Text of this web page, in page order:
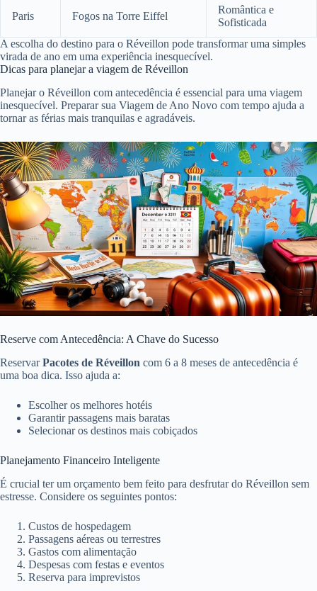
Paris Fogos na Torre Eiffel
Romântica e
Sofisticada
A escolha do destino para o Réveillon pode transformar uma simples
virada de ano em uma experiência inesquecível.
Dicas para planejar a viagem de Réveillon
Planejar o Réveillon com antecedência é essencial para uma viagem
inesquecível. Preparar sua Viagem de Ano Novo com tempo ajuda a
tornar as férias mais tranquilas e agradáveis.
Reserve com Antecedência: A Chave do Sucesso
ReservarPacotes de Réveillon com 6 a 8 meses de antecedência é
uma boa dica. Isso ajuda a:
Escolher os melhores hotéis
Garantir passagens mais baratas
Selecionar os destinos mais cobiçados
Planejamento Financeiro Inteligente
É crucial ter um orçamento bem feito para desfrutar do Réveillon sem
estresse. Considere os seguintes pontos:
Custos de hospedagem
Passagens aéreas ou terrestres
Gastos com alimentação
Despesas com festas e eventos
Reserva para imprevistos